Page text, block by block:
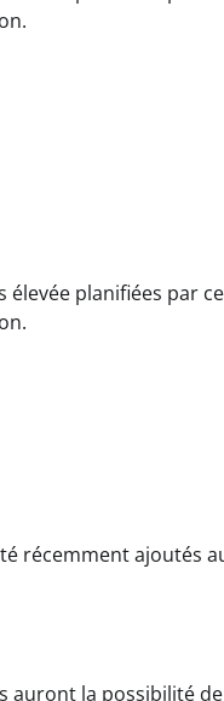
planifiées par
récemment ajoutés
auront la possibilité de